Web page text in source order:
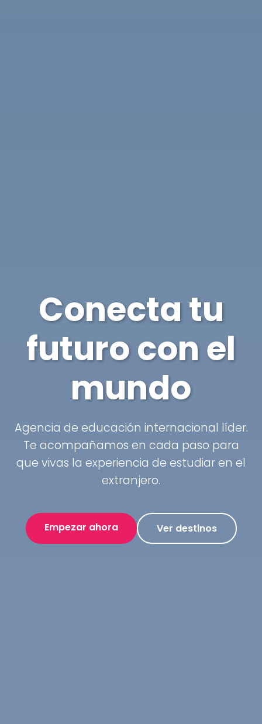
Conecta tu
futuro con el
mundo
Agencia de educación internacional líder.
Te acompañamos en cada paso para
que vivas la experiencia de estudiar en el
extranjero.
Empezar ahora Ver destinos